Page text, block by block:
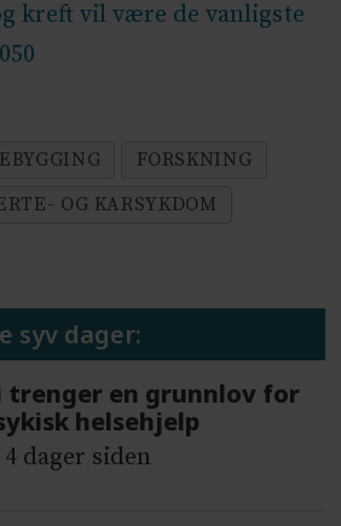
kreft vil være de vanligste
FORSKNING
OG KARSYKDOM
syv dager:
trenger en grunnlov for
helsehjelp
4 dager siden